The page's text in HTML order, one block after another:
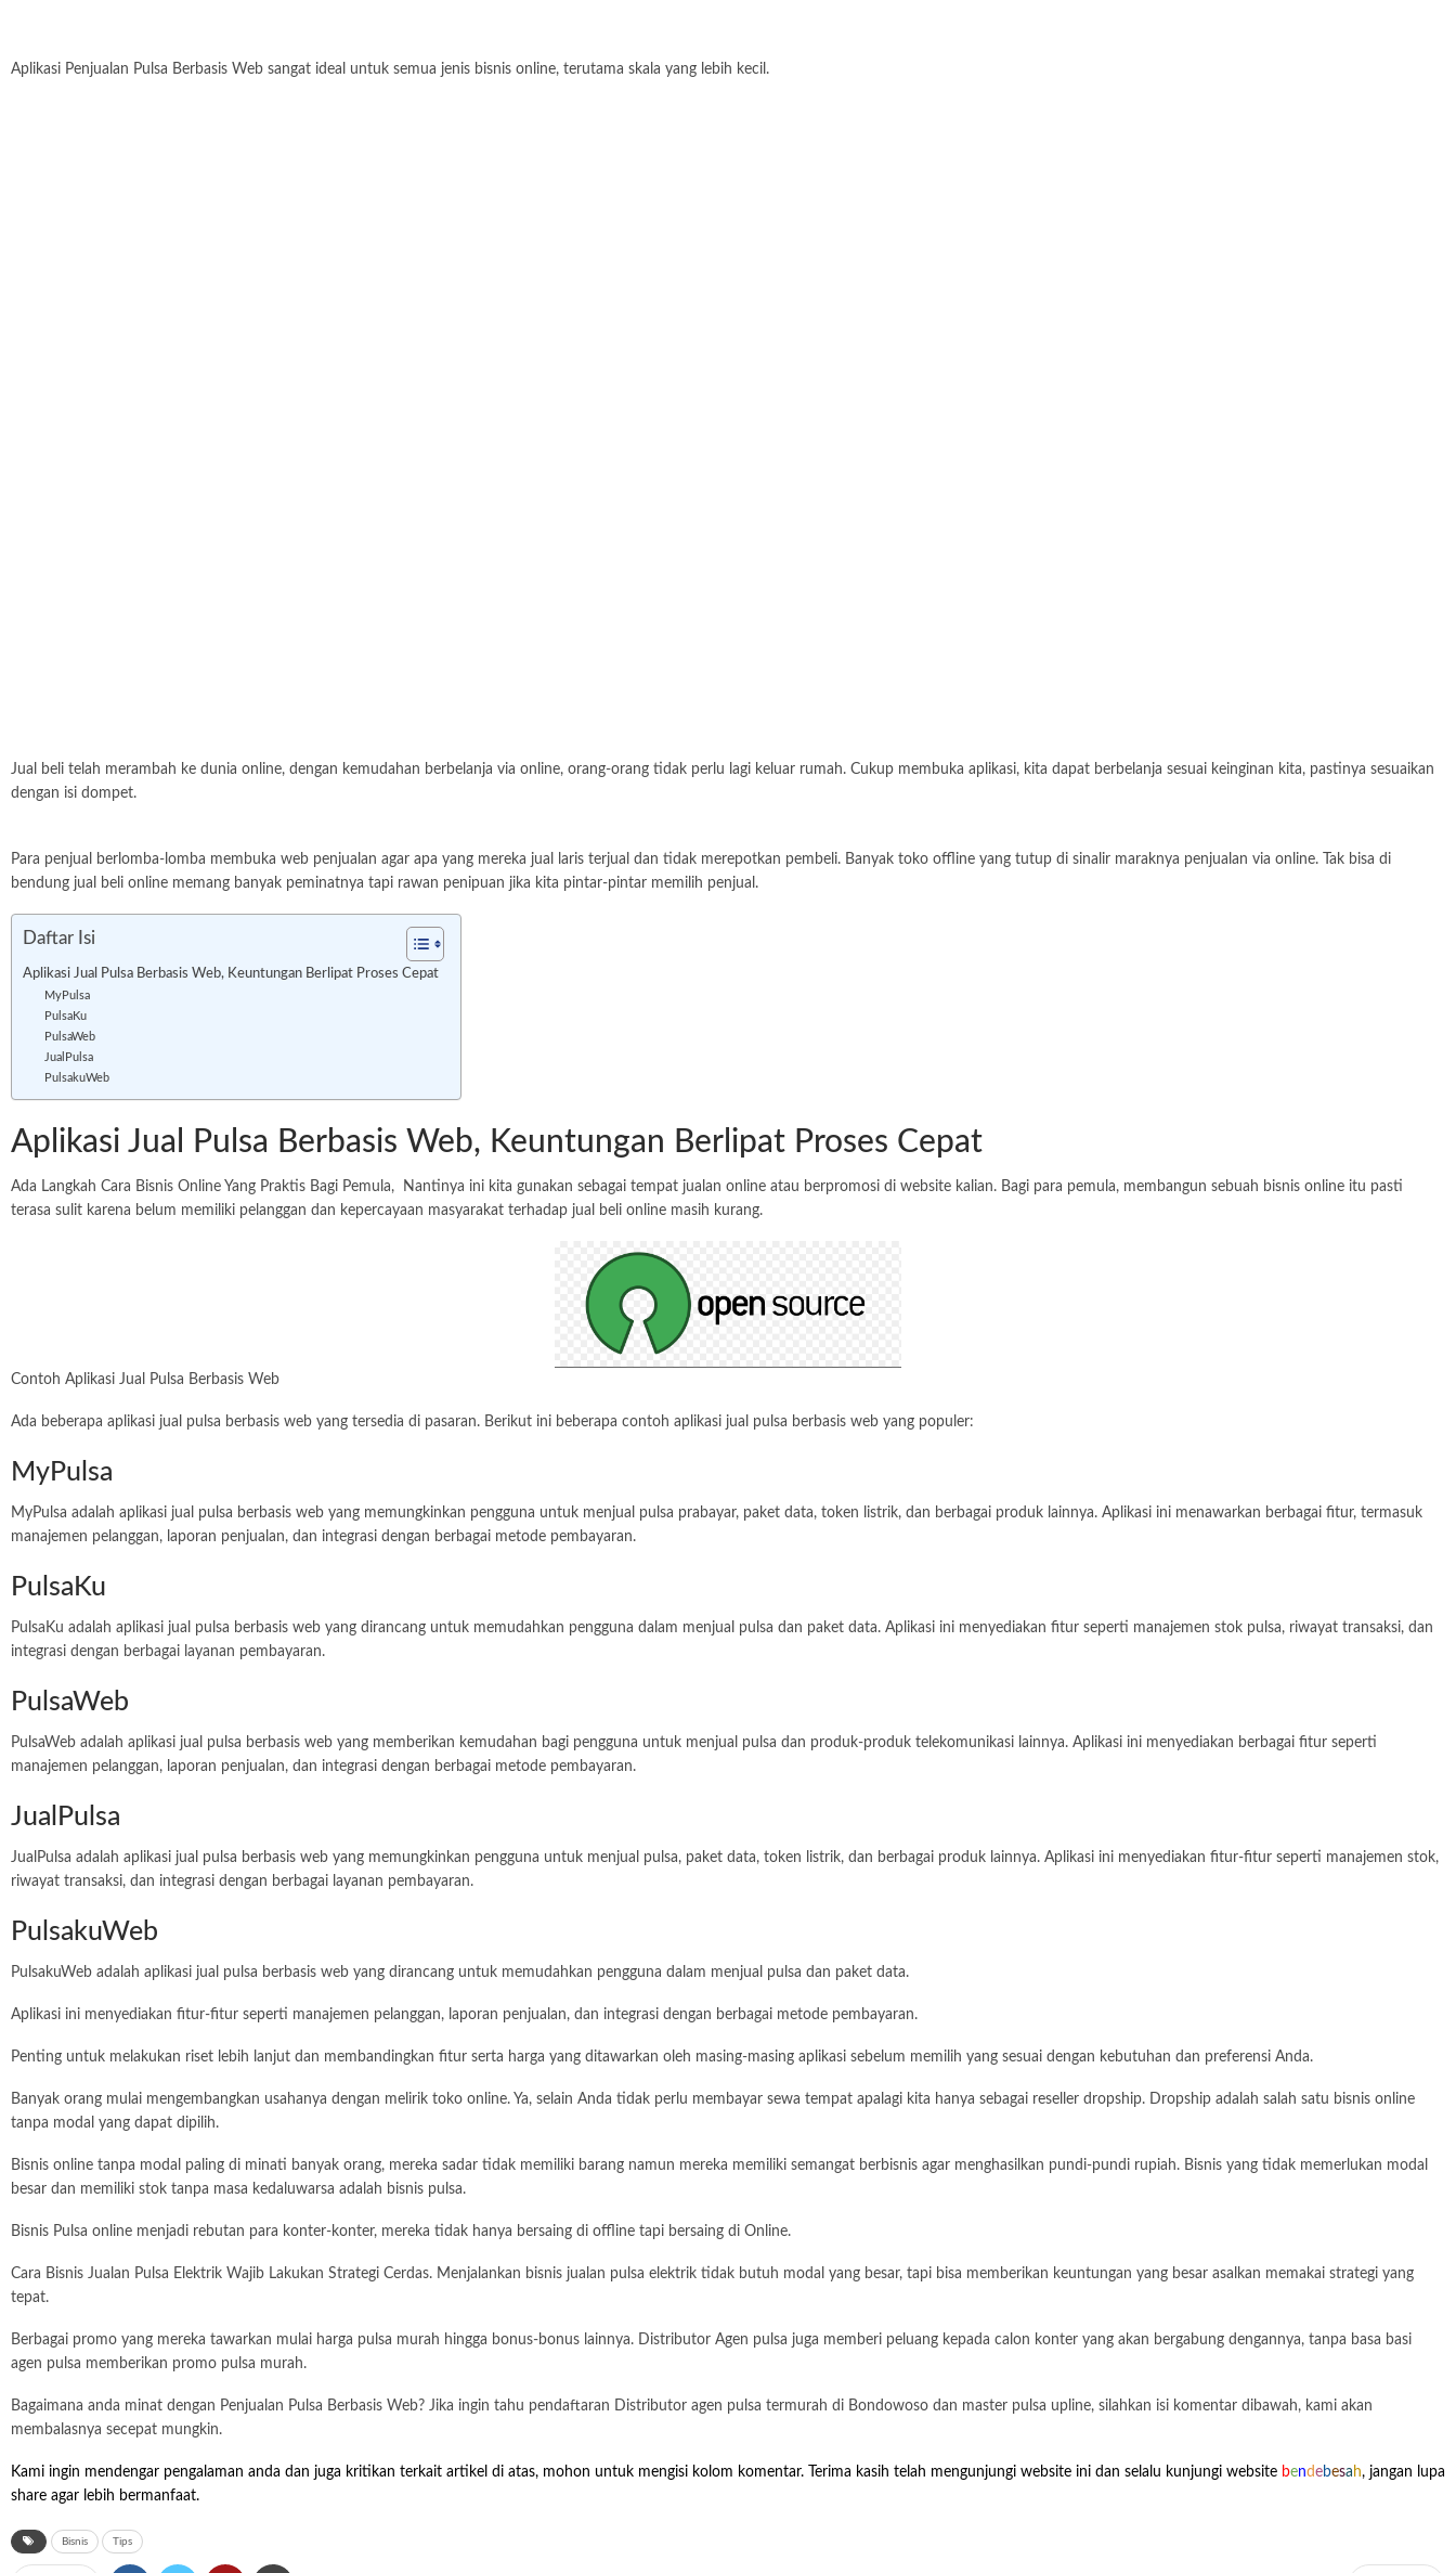
Aplikasi Penjualan Pulsa Berbasis Web sangat ideal untuk semua jenis bisnis online, terutama skala yang lebih kecil.
Jual beli telah merambah ke dunia online, dengan kemudahan berbelanja via online, orang-orang tidak perlu lagi keluar rumah. Cukup membuka aplikasi, kita dapat berbelanja sesuai keinginan kita, pastinya sesuaikan
dengan isi dompet.
Para penjual berlomba-lomba membuka web penjualan agar apa yang mereka jual laris terjual dan tidak merepotkan pembeli. Banyak toko offline yang tutup di sinalir maraknya penjualan via online. Tak bisa di
bendung jual beli online memang banyak peminatnya tapi rawan penipuan jika kita pintar-pintar memilih penjual.
Daftar Isi
Aplikasi Jual Pulsa Berbasis Web, Keuntungan Berlipat Proses Cepat
MyPulsa
PulsaKu
PulsaWeb
JualPulsa
PulsakuWeb
Aplikasi Jual Pulsa Berbasis Web, Keuntungan Berlipat Proses Cepat
Ada Langkah Cara Bisnis Online Yang Praktis Bagi Pemula, Nantinya ini kita gunakan sebagai tempat jualan online atau berpromosi di website kalian. Bagi para pemula, membangun sebuah bisnis online itu pasti
terasa sulit karena belum memiliki pelanggan dan kepercayaan masyarakat terhadap jual beli online masih kurang.
Contoh Aplikasi Jual Pulsa Berbasis Web
Ada beberapa aplikasi jual pulsa berbasis web yang tersedia di pasaran. Berikut ini beberapa contoh aplikasi jual pulsa berbasis web yang populer:
MyPulsa
MyPulsa adalah aplikasi jual pulsa berbasis web yang memungkinkan pengguna untuk menjual pulsa prabayar, paket data, token listrik, dan berbagai produk lainnya. Aplikasi ini menawarkan berbagai fitur, termasuk
manajemen pelanggan, laporan penjualan, dan integrasi dengan berbagai metode pembayaran.
PulsaKu
PulsaKu adalah aplikasi jual pulsa berbasis web yang dirancang untuk memudahkan pengguna dalam menjual pulsa dan paket data. Aplikasi ini menyediakan fitur seperti manajemen stok pulsa, riwayat transaksi, dan
integrasi dengan berbagai layanan pembayaran.
PulsaWeb
PulsaWeb adalah aplikasi jual pulsa berbasis web yang memberikan kemudahan bagi pengguna untuk menjual pulsa dan produk-produk telekomunikasi lainnya. Aplikasi ini menyediakan berbagai fitur seperti
manajemen pelanggan, laporan penjualan, dan integrasi dengan berbagai metode pembayaran.
JualPulsa
JualPulsa adalah aplikasi jual pulsa berbasis web yang memungkinkan pengguna untuk menjual pulsa, paket data, token listrik, dan berbagai produk lainnya. Aplikasi ini menyediakan fitur-fitur seperti manajemen stok,
riwayat transaksi, dan integrasi dengan berbagai layanan pembayaran.
PulsakuWeb
PulsakuWeb adalah aplikasi jual pulsa berbasis web yang dirancang untuk memudahkan pengguna dalam menjual pulsa dan paket data.
Aplikasi ini menyediakan fitur-fitur seperti manajemen pelanggan, laporan penjualan, dan integrasi dengan berbagai metode pembayaran.
Penting untuk melakukan riset lebih lanjut dan membandingkan fitur serta harga yang ditawarkan oleh masing-masing aplikasi sebelum memilih yang sesuai dengan kebutuhan dan preferensi Anda.
Banyak orang mulai mengembangkan usahanya dengan melirik toko online. Ya, selain Anda tidak perlu membayar sewa tempat apalagi kita hanya sebagai reseller dropship. Dropship adalah salah satu bisnis online
tanpa modal yang dapat dipilih.
Bisnis online tanpa modal paling di minati banyak orang, mereka sadar tidak memiliki barang namun mereka memiliki semangat berbisnis agar menghasilkan pundi-pundi rupiah. Bisnis yang tidak memerlukan modal
besar dan memiliki stok tanpa masa kedaluwarsa adalah bisnis pulsa.
Bisnis Pulsa online menjadi rebutan para konter-konter, mereka tidak hanya bersaing di offline tapi bersaing di Online.
Cara Bisnis Jualan Pulsa Elektrik Wajib Lakukan Strategi Cerdas. Menjalankan bisnis jualan pulsa elektrik tidak butuh modal yang besar, tapi bisa memberikan keuntungan yang besar asalkan memakai strategi yang
tepat.
Berbagai promo yang mereka tawarkan mulai harga pulsa murah hingga bonus-bonus lainnya. Distributor Agen pulsa juga memberi peluang kepada calon konter yang akan bergabung dengannya, tanpa basa basi
agen pulsa memberikan promo pulsa murah.
Bagaimana anda minat dengan Penjualan Pulsa Berbasis Web? Jika ingin tahu pendaftaran Distributor agen pulsa termurah di Bondowoso dan master pulsa upline, silahkan isi komentar dibawah, kami akan
membalasnya secepat mungkin.
Kami ingin mendengar pengalaman anda dan juga kritikan terkait artikel di atas, mohon untuk mengisi kolom komentar. Terima kasih telah mengunjungi website ini dan selalu kunjungi website bendebesa h, jangan lupa
share agar lebih bermanfaat.
Bisnis Tips